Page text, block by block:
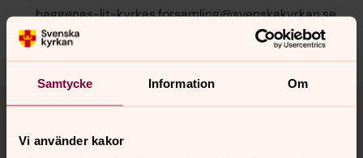
Samtycke Information Om
Vi använder kakor
haggenas-lit-kyrkas.forsamling@svenskakyrkan.se
Dela
Tillbaka till toppen
Tillbaka till innehållet